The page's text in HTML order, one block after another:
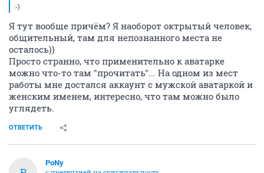
:-)
Я тут вообще причём? Я наоборот октрытый человек,
общительный, там для непознанного места не
осталось))
Просто странно, что применительно к аватарке
можно что-то там "прочитать"... На одном из мест
работы мне достался аккаунт с мужской аватаркой и
женским именем, интересно, что там можно было
углядеть.
ОТВЕТИТЬ
PoNy